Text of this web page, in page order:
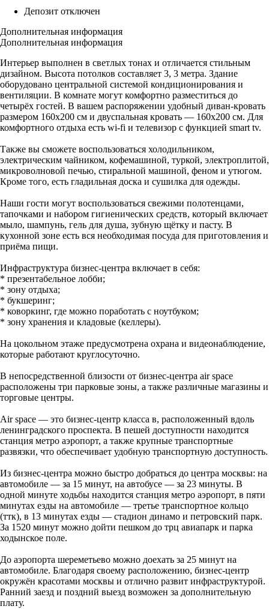
Депозит отключен
Дополнительная информация
Дополнительная информация
Интерьер выполнен в светлых тонах и отличается стильным
дизайном. Высота потолков составляет 3, 3 метра. Здание
оборудовано центральной системой кондиционирования и
вентиляции. В комнате могут комфортно разместиться до
четырёх гостей. В вашем распоряжении удобный диван-кровать
размером 160х200 см и двуспальная кровать — 160х200 см. Для
комфортного отдыха есть wi-fi и телевизор с функцией smart tv.
Также вы сможете воспользоваться холодильником,
электрическим чайником, кофемашиной, туркой, электроплитой,
микроволновой печью, стиральной машиной, феном и утюгом.
Кроме того, есть гладильная доска и сушилка для одежды.
Наши гости могут воспользоваться свежими полотенцами,
тапочками и набором гигиенических средств, который включает
мыло, шампунь, гель для душа, зубную щётку и пасту. В
кухонной зоне есть вся необходимая посуда для приготовления и
приёма пищи.
Инфраструктура бизнес-центра включает в себя:
* презентабельное лобби;
* зону отдыха;
* букшеринг;
* коворкинг, где можно поработать с ноутбуком;
* зону хранения и кладовые (келлеры).
На цокольном этаже предусмотрена охрана и видеонаблюдение,
которые работают круглосуточно.
В непосредственной близости от бизнес-центра air space
расположены три парковые зоны, а также различные магазины и
торговые центры.
Air space — это бизнес-центр класса в, расположенный вдоль
ленинградского проспекта. В пешей доступности находится
станция метро аэропорт, а также крупные транспортные
развязки, что обеспечивает удобную транспортную доступность.
Из бизнес-центра можно быстро добраться до центра москвы: на
автомобиле — за 15 минут, на автобусе — за 23 минуты. В
одной минуте ходьбы находится станция метро аэропорт, в пяти
минутах езды на автомобиле — третье транспортное кольцо
(ттк), в 13 минутах езды — стадион динамо и петровский парк.
За 1520 минут можно дойти пешком до трц авиапарк и парка
ходынское поле.
До аэропорта шереметьево можно доехать за 25 минут на
автомобиле. Благодаря своему расположению, бизнес-центр
окружён красотами москвы и отлично развит инфраструктурой.
Ранний заезд и поздний выезд возможен за дополнительную
плату.